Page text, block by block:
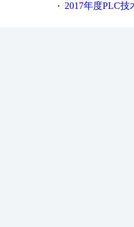
· 2017年度PLC